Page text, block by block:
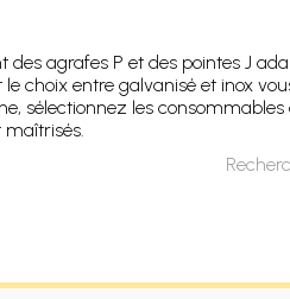
des agrafes P et des pointes J
le choix entre galvanisé et inox
sélectionnez les